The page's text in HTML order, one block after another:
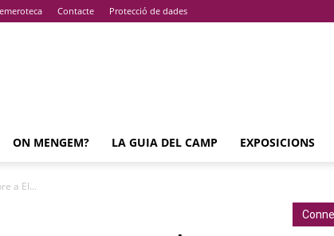
Contacte Protecció de dades
ON MENGEM? LA GUIA DEL CAMP EXPOSICIONS
a El...